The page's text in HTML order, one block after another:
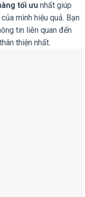
tối ưu nhất giúp
mình hiệu quả. Bạn
tin liên quan đến
thiện nhất.